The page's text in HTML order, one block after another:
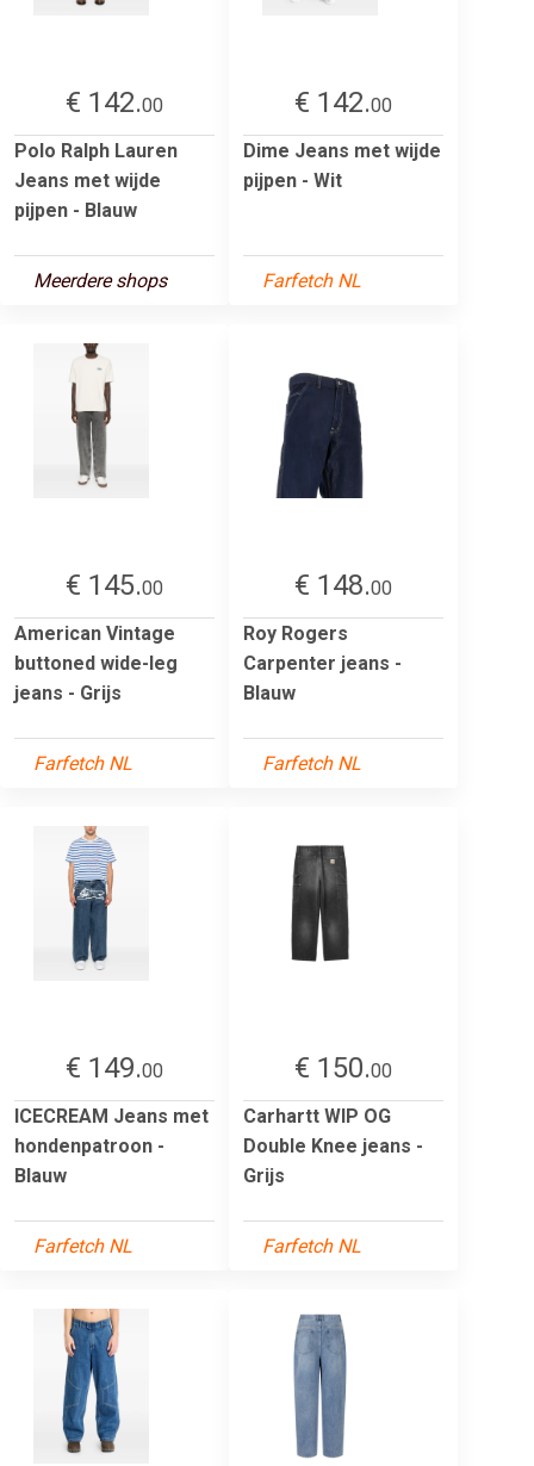
€ 142.00
Polo Ralph Lauren
Jeans met wijde
pijpen - Blauw
Meerdere shops
€ 142.00
Dime Jeans met wijde
pijpen - Wit
Farfetch NL
€ 145.00
American Vintage
buttoned wide-leg
jeans - Grijs
Farfetch NL
€ 148.00
Roy Rogers
Carpenter jeans -
Blauw
Farfetch NL
€ 149.00
ICECREAM Jeans met
hondenpatroon -
Blauw
Farfetch NL
€ 150.00
Carhartt WIP OG
Double Knee jeans -
Grijs
Farfetch NL